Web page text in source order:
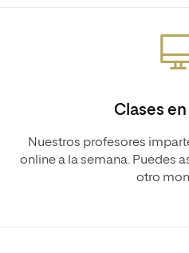
Clases
Nuestros profesores
online a la semana. Puedes
otro